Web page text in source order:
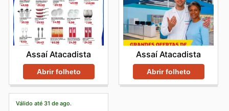
Assaí Atacadista
Abrir folheto
Assaí Atacadista
Abrir folheto
Válido até 31 de ago.